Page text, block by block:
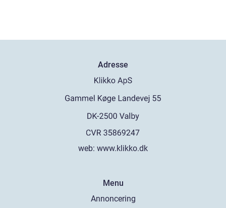
Adresse
web: www.klikko.dk
Menu
Annoncering